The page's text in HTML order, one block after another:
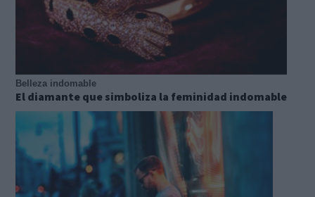
Belleza indomable
El diamante que simboliza la feminidad indomable